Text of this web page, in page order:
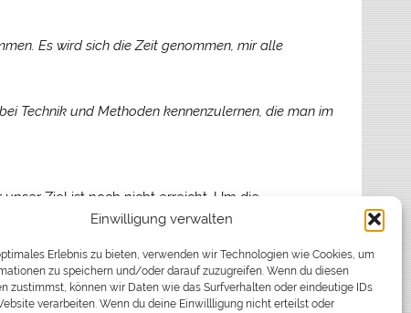
Einwilligung verwalten
Erlebnis zu bieten, verwenden wir Technologien wie Cookies, um
zu speichern und/oder darauf zuzugreifen. Wenn du diesen
zustimmst, können wir Daten wie das Surfverhalten oder eindeutige IDs
verarbeiten. Wenn du deine Einwillligung nicht erteilst oder
Es wird sich die Zeit genommen, mir alle
Technik und Methoden kennenzulernen, die man im
Ziel ist noch nicht erreicht. Um die
zu sichern, fehlen uns aktuell
Gemeinschaft zu tun, spannende Technik
sind nicht notwendig – jeder wird Schritt für